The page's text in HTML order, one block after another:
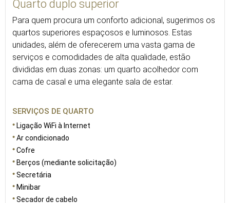
Quarto duplo superior
Para quem procura um conforto adicional, sugerimos os
quartos superiores espaçosos e luminosos. Estas
unidades, além de oferecerem uma vasta gama de
serviços e comodidades de alta qualidade, estão
divididas em duas zonas: um quarto acolhedor com
cama de casal e uma elegante sala de estar.
SERVIÇOS DE QUARTO
Ligação WiFi à Internet
Ar condicionado
Cofre
Berços (mediante solicitação)
Secretária
Minibar
Secador de cabelo